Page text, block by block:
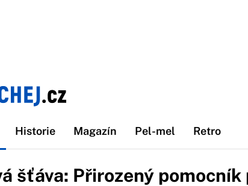
Historie Magazín Pel-mel Retro
šťáva: Přirozený pomocník